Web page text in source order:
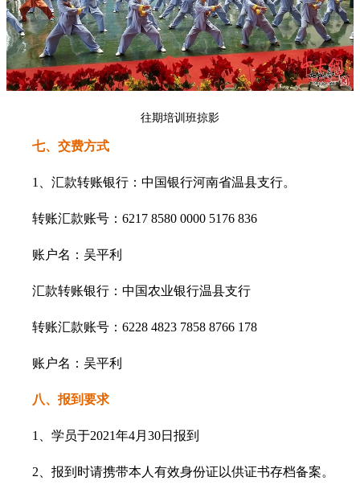
往期培训班掠影
七、交费方式
1、汇款转账银行：中国银行河南省温县支行。
转账汇款账号：6217 8580 0000 5176 836
账户名：吴平利
汇款转账银行：中国农业银行温县支行
转账汇款账号：6228 4823 7858 8766 178
账户名：吴平利
八、报到要求
1、学员于2021年4月30日报到
2、报到时请携带本人有效身份证以供证书存档备案。